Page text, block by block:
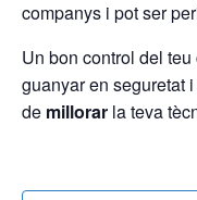
companys i pot ser
Un bon control del
guanyar en seguretat
de millorar la teva